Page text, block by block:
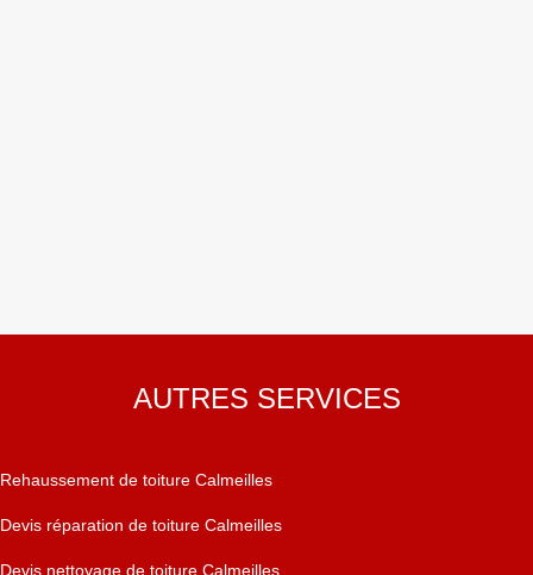
AUTRES SERVICES
Rehaussement de toiture Calmeilles
Devis réparation de toiture Calmeilles
Devis nettoyage de toiture Calmeilles